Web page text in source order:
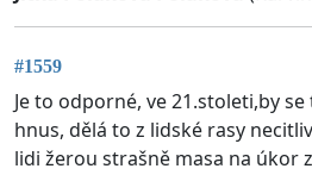
#1559
Je to odporné, ve 21.stoleti,by
hnus, dělá to z lidské rasy
lidi žerou strašně masa na úkor